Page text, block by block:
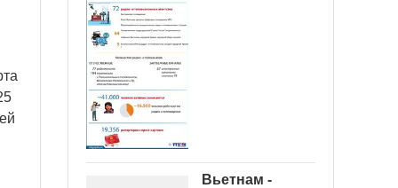
Вьетнам -